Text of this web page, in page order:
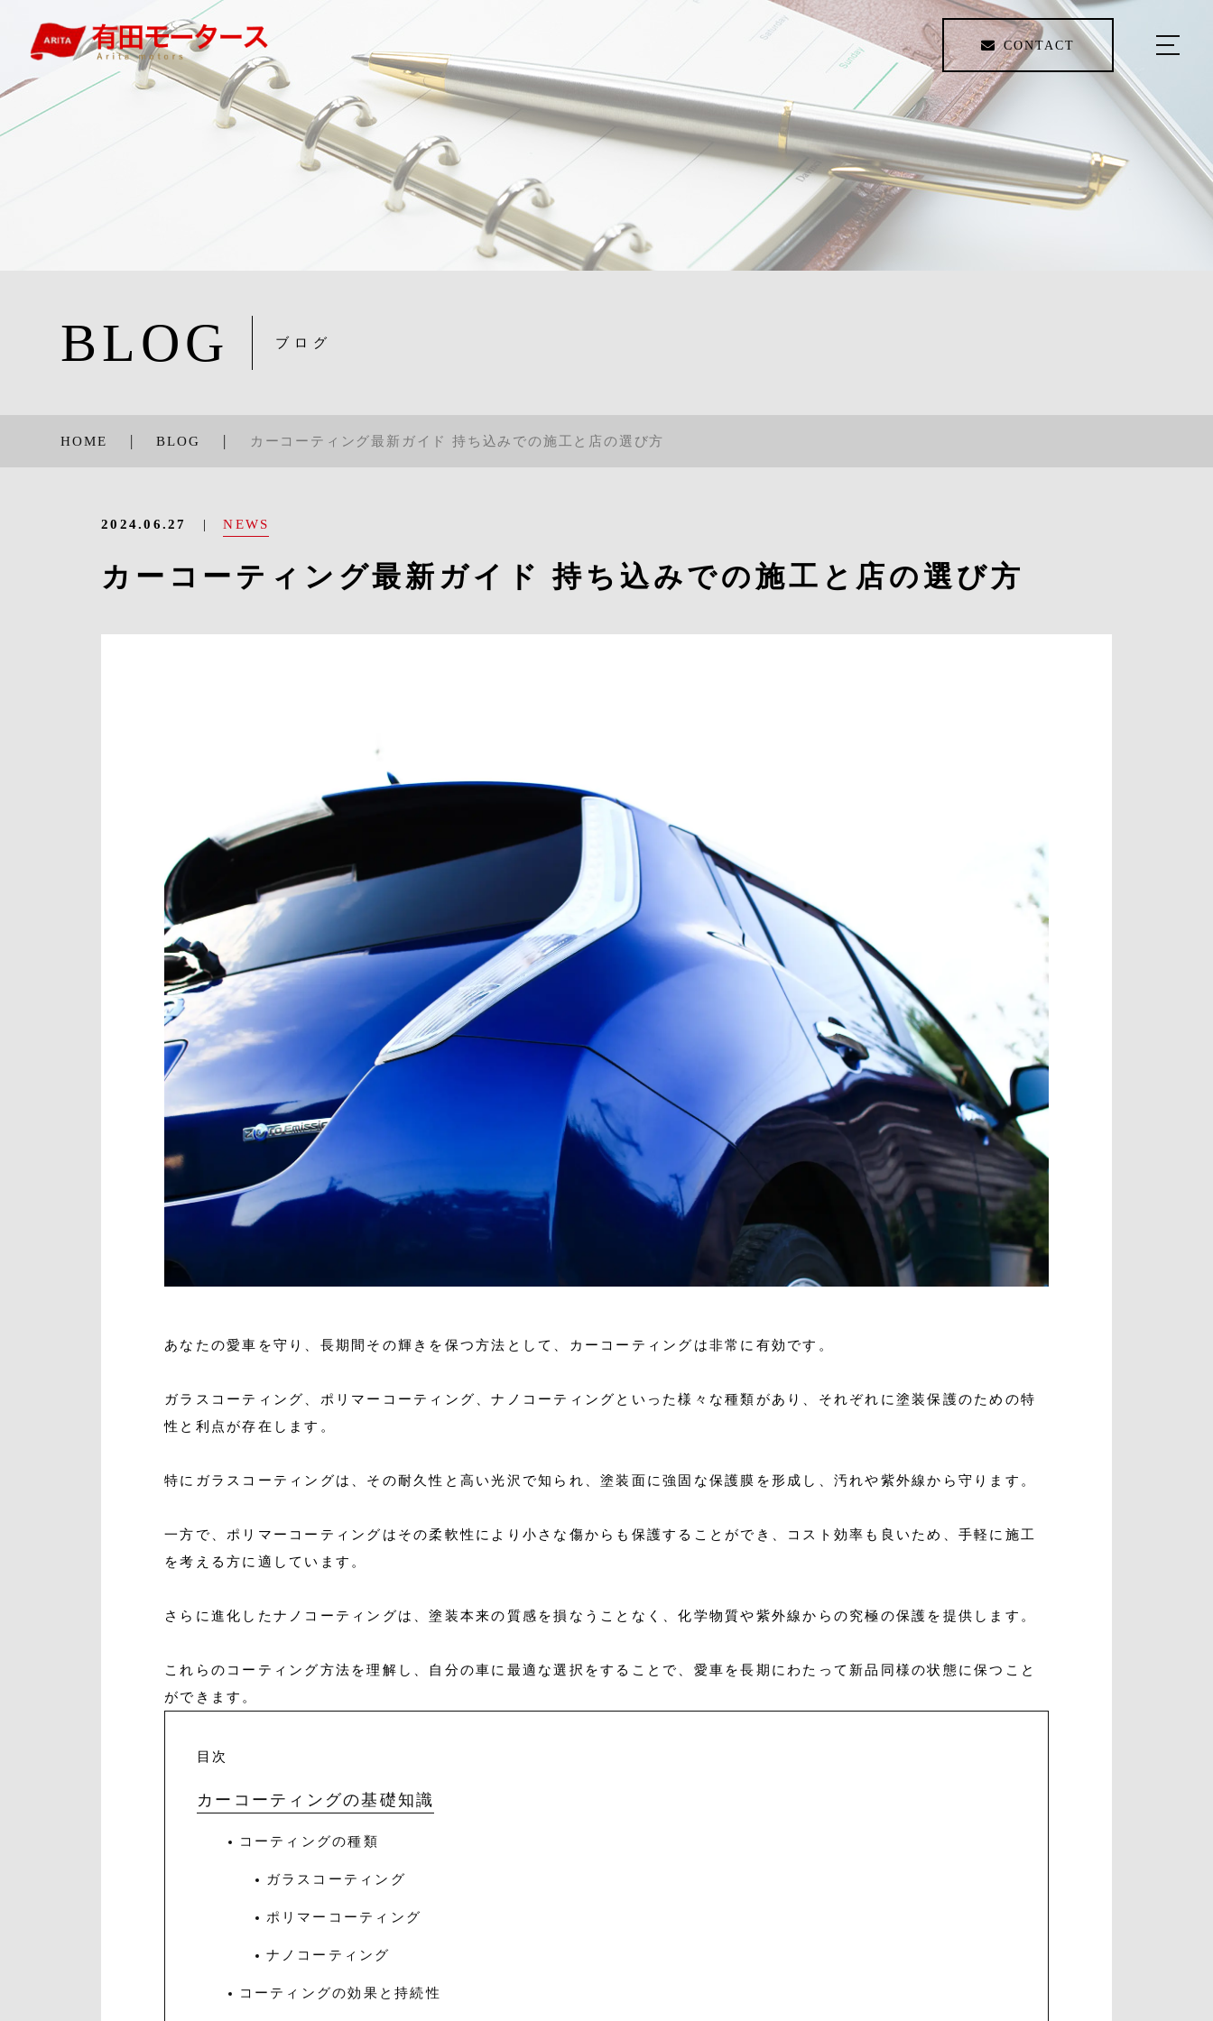
CONTACT
BLOG ブログ
HOME BLOG カーコーティング最新ガイド 持ち込みでの施工と店の選び方
2024.06.27 NEWS
カーコーティング最新ガイド 持ち込みでの施工と店の選び方
あなたの愛車を守り、長期間その輝きを保つ方法として、カーコーティングは非常に有効です。
ガラスコーティング、ポリマーコーティング、ナノコーティングといった様々な種類があり、それぞれに塗装保護のための特
性と利点が存在します。
特にガラスコーティングは、その耐久性と高い光沢で知られ、塗装面に強固な保護膜を形成し、汚れや紫外線から守ります。
一方で、ポリマーコーティングはその柔軟性により小さな傷からも保護することができ、コスト効率も良いため、手軽に施工
を考える方に適しています。
さらに進化したナノコーティングは、塗装本来の質感を損なうことなく、化学物質や紫外線からの究極の保護を提供します。
これらのコーティング方法を理解し、自分の車に最適な選択をすることで、愛車を長期にわたって新品同様の状態に保つこと
ができます。
目次
カーコーティングの基礎知識
コーティングの種類
ガラスコーティング
ポリマーコーティング
ナノコーティング
コーティングの効果と持続性
HOME
ABOUT US